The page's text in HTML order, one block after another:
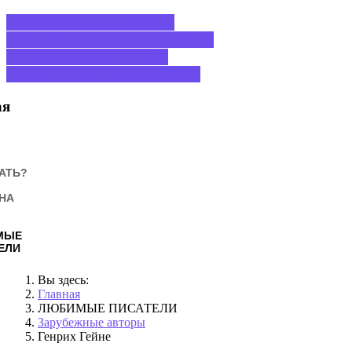
Вы здесь:
Главная
ЛЮБИМЫЕ ПИСАТЕЛИ
Зарубежные авторы
Генрих Гейне